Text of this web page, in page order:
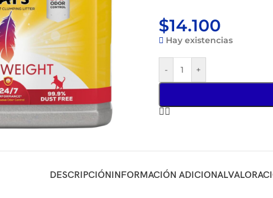
$14.100
Hay existencias
- +
DESCRIPCIÓNINFORMACIÓN ADICIONAL